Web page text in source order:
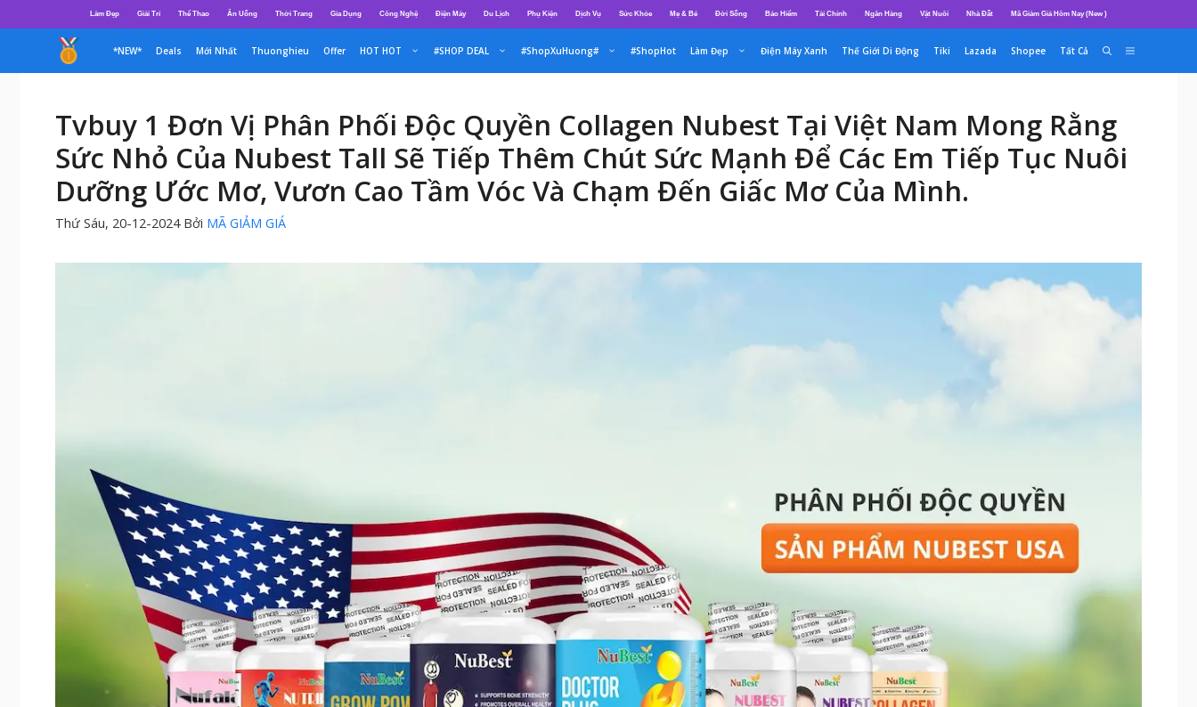
đến
dung
Làm Đẹp Giải Trí Thể Thao Ăn Uống Thời Trang Gia Dụng Công Nghệ Điện Máy Du Lịch Phụ Kiện Dịch Vụ Sức Khỏe Mẹ & Bé Đời Sống Bảo Hiểm Tài Chính Ngân Hàng Vật Nuôi Nhà Đất Mã Giảm Giá Hôm Nay (New )
*NEW* Deals Mới Nhất Thuonghieu Offer HOT HOT #SHOP DEAL #ShopXuHuong# #ShopHot Làm Đẹp Điện Máy Xanh Thế Giới Di Động Tiki Lazada Shopee Tất Cả
Tvbuy 1 Đơn Vị Phân Phối Độc Quyền Collagen Nubest Tại Việt Nam Mong Rằng
Sức Nhỏ Của Nubest Tall Sẽ Tiếp Thêm Chút Sức Mạnh Để Các Em Tiếp Tục Nuôi
Dưỡng Ước Mơ, Vươn Cao Tầm Vóc Và Chạm Đến Giấc Mơ Của Mình.
Thứ Sáu, 20-12-2024 Bởi MÃ GIẢM GIÁ